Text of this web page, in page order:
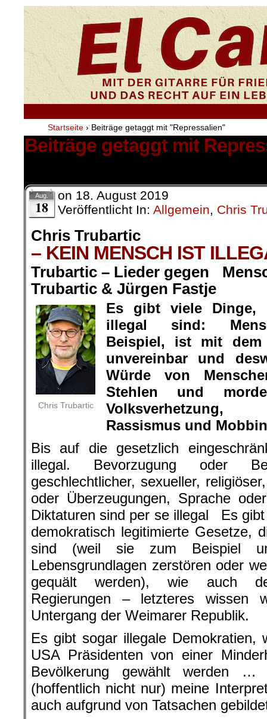
Startseite › Beiträge getaggt mit "Repressalien"
Beiträge getaggt mit
Aug.
18
on 18. August 2019
Veröffentlicht In: Allgemein, Chris
Chris Trubartic
– KEIN MENSCH IST
Trubartic – Lieder gegen
Trubartic & Jürgen Fastje
Chris Trubartic
Es gibt viele Dinge,
illegal sind:
Beispiel, ist mit dem
unvereinbar und
Würde von
Stehlen und
Volksverhetzung,
Rassismus und
Bis auf die gesetzlich
illegal. Bevorzugung oder
geschlechtlicher, sexueller,
oder Überzeugungen, Sprache
Diktaturen sind per se illegal Es
demokratisch legitimierte Gesetze,
sind (weil sie zum Beispiel
Lebensgrundlagen zerstören oder
gequält werden), wie auch
Regierungen – letzteres wissen
Untergang der Weimarer Republik.
Es gibt sogar illegale Demokratien,
USA Präsidenten von einer
Bevölkerung gewählt
(hoffentlich nicht nur) meine
auch aufgrund von Tatsachen